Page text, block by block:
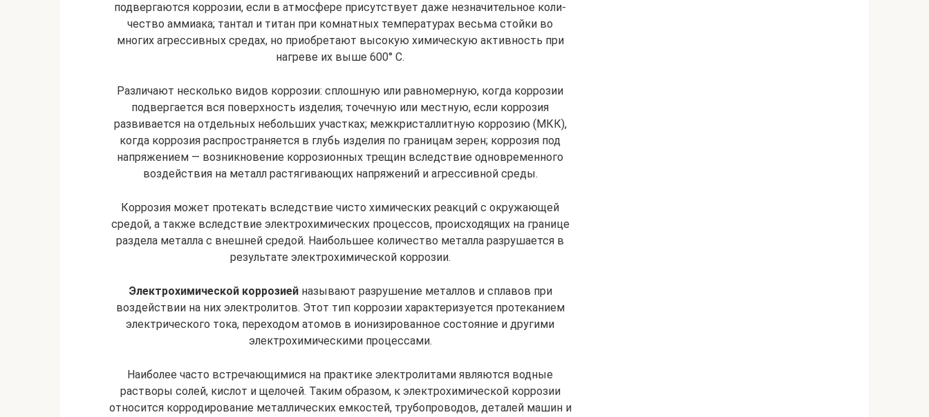
подвергаются коррозии, если в атмосфере присутствует даже незначительное коли­
чество аммиака; тантал и титан при комнатных темпе­ратурах весьма стойки во
многих агрессивных средах, но приобретают высокую химическую активность при
нагреве их выше 600° С.
Различают несколько видов коррозии: сплошную или равномерную, когда коррозии
подвергается вся по­верхность изделия; точечную или местную, если корро­зия
развивается на отдельных небольших участках; межкристаллитную коррозию (МКК),
когда коррозия распространяется в глубь изделия по границам зерен; коррозия под
напряжением — возникновение коррози­онных трещин вследствие одновременного
воздействия на металл растягивающих напряжений и агрессивной среды.
Коррозия может протекать вследствие чисто хими­ческих реакций с окружающей
средой, а также вслед­ствие электрохимических процессов, происходящих на границе
раздела металла с внешней средой. Наиболь­шее количество металла разрушается в
результате электрохимической коррозии.
Электрохимической коррозиейназывают разрушение металлов и сплавов при
воздействии на них электролитов. Этот тип коррозии характеризуется протеканием
электрического тока, переходом атомов в ионизированное состояние и другими
электрохимическими процессами.
Наиболее часто встречающимися на практике элек­тролитами являются водные
растворы солей, кислот и щелочей. Таким образом, к электрохимической корро­зии
относится корродирование металлических емкостей, трубопроводов, деталей машин и